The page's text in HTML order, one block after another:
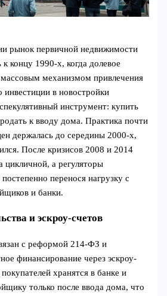
рынок первичной недвижимости
концу 1990‑х, когда долевое
массовым механизмом привлечения
инвестиции в новостройки
инструмент: купить
к вводу дома. Практика почти
держалась до середины 2000‑х,
После кризисов 2008 и 2014
цикличной, а регуляторы
перенося нагрузку с
и банки.
и эскроу-счетов
с реформой 214‑ФЗ и
финансирование через эскроу-
хранятся в банке и
только после ввода дома, что